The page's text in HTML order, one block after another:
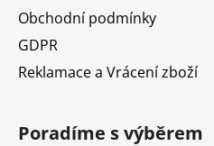
Obchodní podmínky
GDPR
Reklamace a Vrácení zboží
Poradíme s výběrem